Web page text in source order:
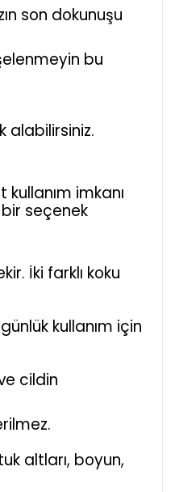
son dokunuşu
bu
alabilirsiniz.
imkanı
seçenek
İki farklı koku
kullanım için
cildin
altları, boyun,